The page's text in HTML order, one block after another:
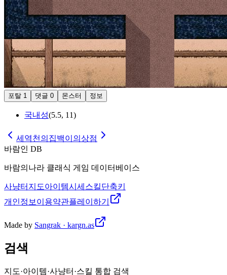
포탈 1 댓글 0 몬스터 정보
국내성(5.5, 11)
세역천의집백이의상점
바람인 DB
바람의나라 클래식 게임 데이터베이스
사냥터 지도아이템시세 스킬단축키
개인정보 이용약관플레이하기
Made by Sangrak · kargn.as
검색
지도·아이템·사냥터·스킬 통합 검색